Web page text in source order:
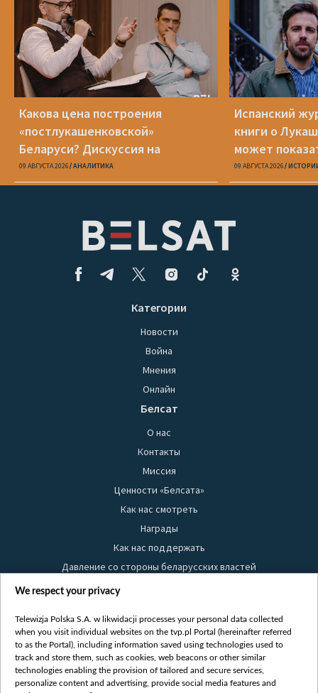
Какова цена построения
«постлукашенковской»
Беларуси? Дискуссия на
конференции «Новая Беларусь»
09 АВГУСТА 2026 АНАЛИТИКА
Испанский
книги о
может
странам, что
демократией»
09 АВГУСТА 2026
Категории
Новости
Война
Мнения
Онлайн
Белсат
О нас
Контакты
Миссия
Ценности «Белсата»
Как нас смотреть
Награды
Как нас поддержать
Давление со стороны беларусских властей
Правила использования материалов
Безопасность
Youtube
Белсат news
Белсат Life
We respect your privacy
Telewizja Polska S.A. w likwidacji processes your personal data collected
when you visit individual websites on the tvp.pl Portal (hereinafter referred
to as the Portal), including information saved using technologies used to
track and store them, such as cookies, web beacons or other similar
technologies enabling the provision of tailored and secure services,
personalize content and advertising, provide social media features and